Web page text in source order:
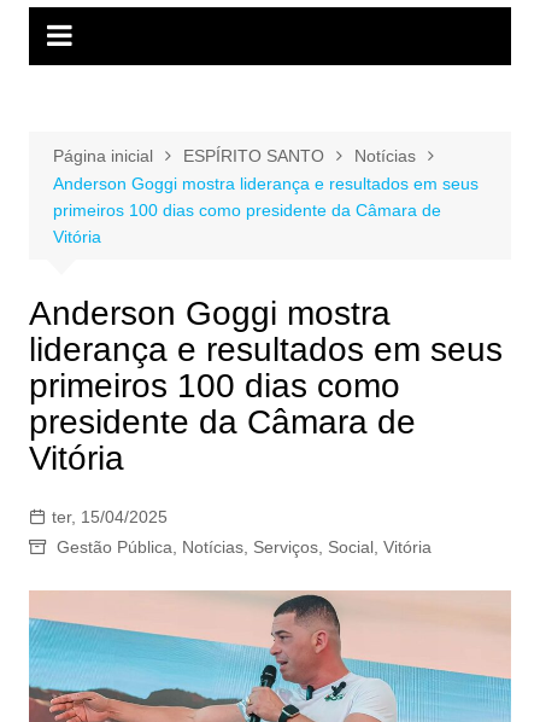
Página inicial ESPÍRITO SANTO
Notícias
Anderson Goggi mostra liderança e resultados em seus
primeiros 100 dias como presidente da Câmara de
Vitória
Anderson Goggi mostra
liderança e resultados em seus
primeiros 100 dias como
presidente da Câmara de
Vitória
ter, 15/04/2025
Gestão Pública
Notícias, Serviços, Social, Vitória